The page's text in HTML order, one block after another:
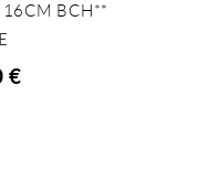
16CM BCH**
€